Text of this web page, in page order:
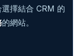
擇結合 CRM 的
的網站。